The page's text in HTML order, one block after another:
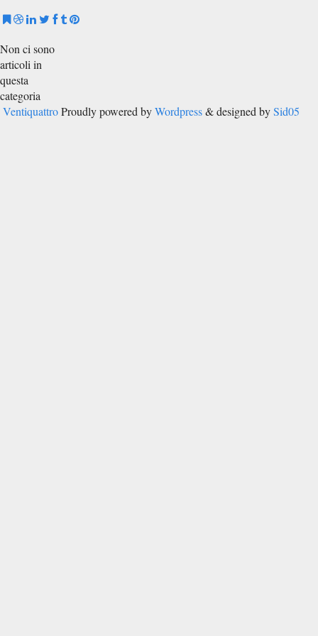
Non ci sono
articoli in
questa
categoria
Ventiquattro Proudly powered byWordpress& designed bySid05